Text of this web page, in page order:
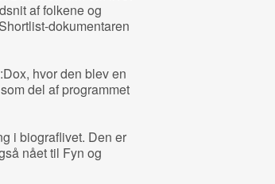
af folkene og
dokumentaren
hvor den blev en
del af programmet
i biograflivet. Den er
nået til Fyn og